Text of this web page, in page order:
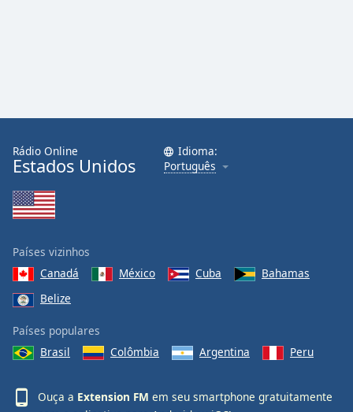
Area
Background
Color
Font
Size
Text
Edge
Rádio Online
Estados Unidos
Idioma:
Português
Países vizinhos
Canadá
México Cuba
Bahamas
Belize
Países populares
Brasil
Colômbia Argentina Peru
Ouça a Extension FM em seu smartphone gratuitamente